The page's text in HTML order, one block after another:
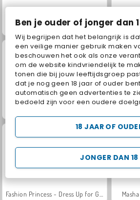
Ben je ouder of jonger dan
Wij begrijpen dat het belangrijk is
een veilige manier gebruik maken
beschouwen het ook als onze
om de website kindvriendelijk te
tonen die bij jouw leeftijdsgroep
dat je nog geen 18 jaar of ouder
automatisch geen advertenties te
bedoeld zijn voor een oudere
JONGER DAN 18
18 JAAR OF
Jewel Garden Story